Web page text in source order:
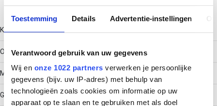
Toestemming Details Advertentie-instellingen
Verantwoord gebruik van uw gegevens
Wij en onze 1022 partners verwerken je persoonlijke
gegevens (bijv. uw IP-adres) met behulp van
technologieën zoals cookies om informatie op uw
apparaat op te slaan en te gebruiken met als doel
Technische gegevens
Kleur
Overig
Model
Geïntegreerde verbinder